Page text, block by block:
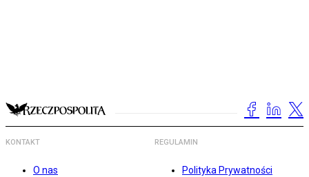
KONTAKT
O nas
REGULAMIN
Polityka Prywatności